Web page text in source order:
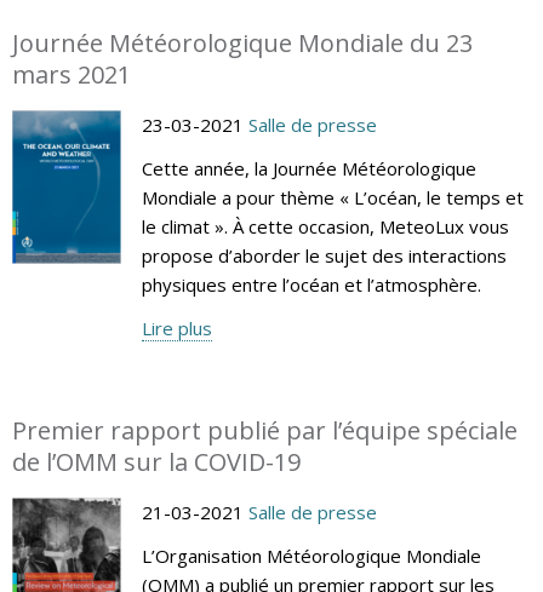
Journée Météorologique Mondiale du 23
mars 2021
23-03-2021 Salle de presse
Cette année, la Journée Météorologique
Mondiale a pour thème « L’océan, le temps et
le climat ». À cette occasion, MeteoLux vous
propose d’aborder le sujet des interactions
physiques entre l’océan et l’atmosphère.
Lire plus
Premier rapport publié par l’équipe spéciale
de l’OMM sur la COVID-19
21-03-2021 Salle de presse
L’Organisation Météorologique Mondiale
(OMM) a publié un premier rapport sur les